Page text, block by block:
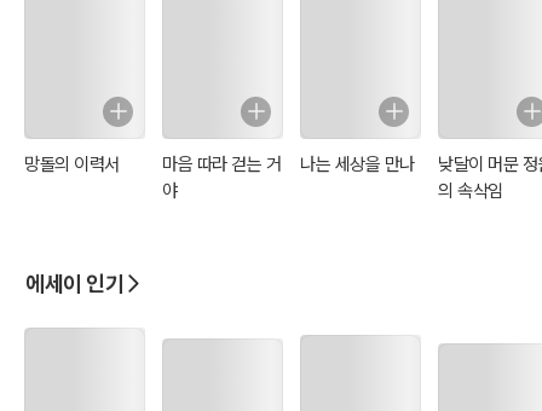
망돌의 이력서
마음 따라 걷는 거
야
나는 세상을 만나
낮달이 머문 정
의 속삭임
에세이 인기